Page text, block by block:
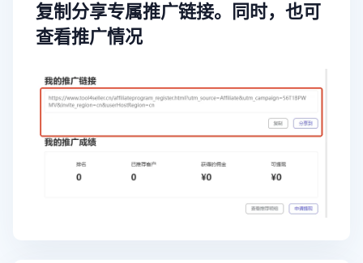
复制分享专属推广链接。同时，也可
查看推广情况